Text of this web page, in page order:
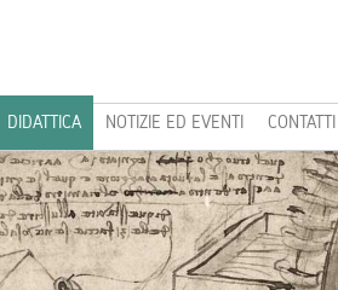
DIDATTICA NOTIZIE ED EVENTI CONTATTI